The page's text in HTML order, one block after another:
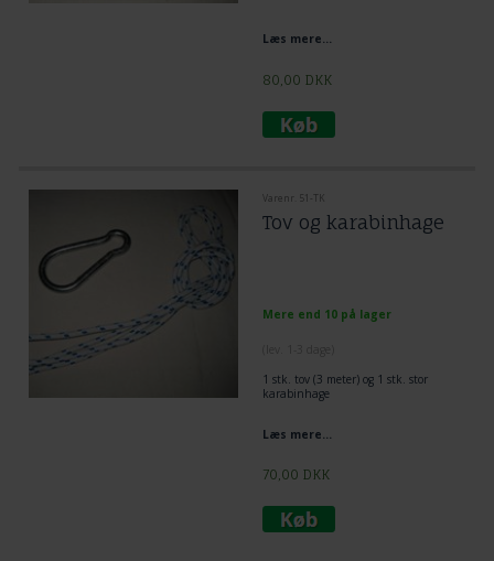
Læs mere...
80,00 DKK
Varenr. 51-TK
Tov og karabinhage
Mere end 10 på lager
1 stk. tov (3 meter) og 1 stk. stor
karabinhage
Læs mere...
70,00 DKK